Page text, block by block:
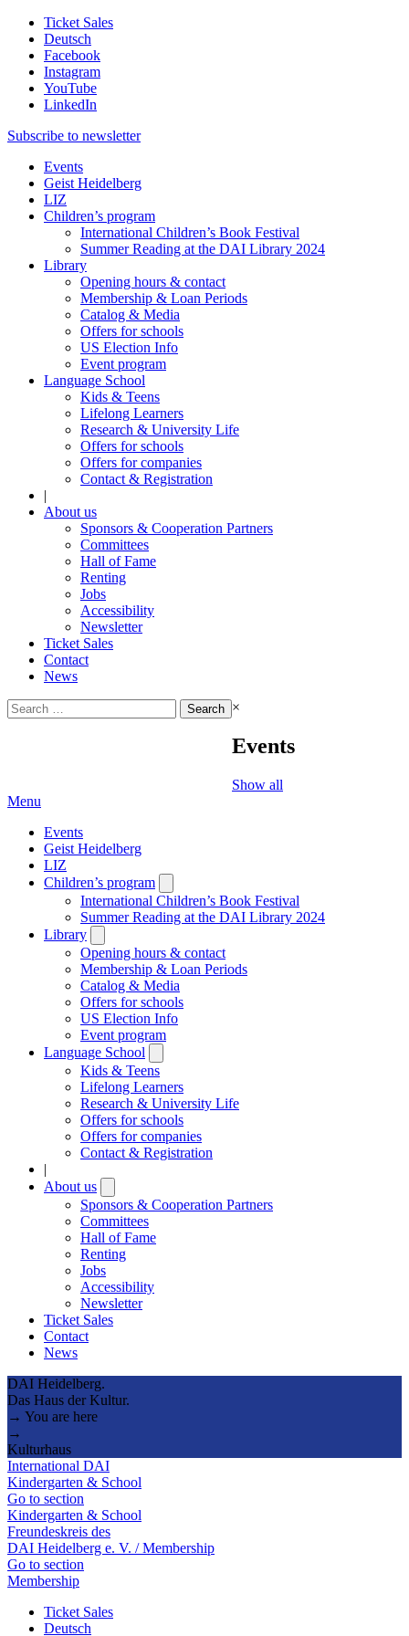
Ticket Sales
Deutsch
Facebook
Instagram
YouTube
LinkedIn
Subscribe to newsletter
Events
Geist Heidelberg
LIZ
Children’s program
International Children’s Book Festival
Summer Reading at the DAI Library 2024
Library
Opening hours & contact
Membership & Loan Periods
Catalog & Media
Offers for schools
US Election Info
Event program
Language School
Kids & Teens
Lifelong Learners
Research & University Life
Offers for schools
Offers for companies
Contact & Registration
|
About us
Sponsors & Cooperation Partners
Committees
Hall of Fame
Renting
Jobs
Accessibility
Newsletter
Ticket Sales
Contact
News
Search
for:
×
Events
Show all
Menu
Events
Geist Heidelberg
LIZ
Children’s program
submenu
International Children’s Book Festival
Summer Reading at the DAI Library 2024
Library
submenu
Opening hours & contact
Membership & Loan Periods
Catalog & Media
Offers for schools
US Election Info
Event program
Language School
submenu
Kids & Teens
Lifelong Learners
Research & University Life
Offers for schools
Offers for companies
Contact & Registration
|
About us
submenu
Sponsors & Cooperation Partners
Committees
Hall of Fame
Renting
Jobs
Accessibility
Newsletter
Ticket Sales
Contact
News
DAI Heidelberg.
Das Haus der Kultur.
→ You are here
→
Kulturhaus
International DAI
Kindergarten & School
Go to section
Kindergarten & School
Freundeskreis des
DAI Heidelberg e. V. / Membership
Go to section
Membership
Ticket Sales
Deutsch